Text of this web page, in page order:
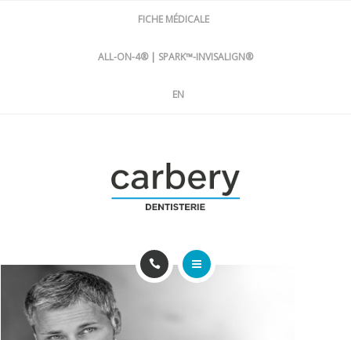
À PROPOS DE NOUS
FICHE MÉDICALE
ALL-ON-4® | SPARK™-INVISALIGN®
EN
IMPLANTOLOGIE
ORTHODONTIE
Service d'implantologie
UN BEAU SOURIRE N'A PAS D'ÂGE